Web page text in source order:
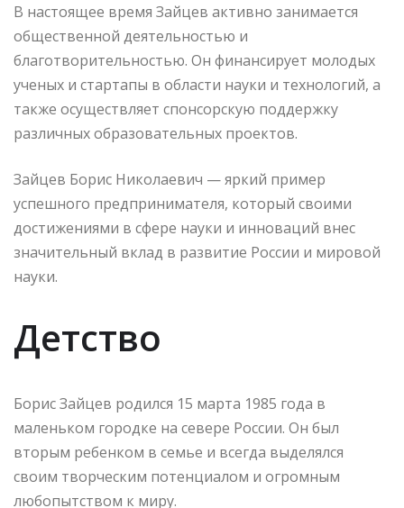
В настоящее время Зайцев активно занимается
общественной деятельностью и
благотворительностью. Он финансирует молодых
ученых и стартапы в области науки и технологий, а
также осуществляет спонсорскую поддержку
различных образовательных проектов.
Зайцев Борис Николаевич — яркий пример
успешного предпринимателя, который своими
достижениями в сфере науки и инноваций внес
значительный вклад в развитие России и мировой
науки.
Детство
Борис Зайцев родился 15 марта 1985 года в
маленьком городке на севере России. Он был
вторым ребенком в семье и всегда выделялся
своим творческим потенциалом и огромным
любопытством к миру.